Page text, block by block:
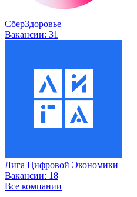
СберЗдоровье
Вакансии: 31
Лига Цифровой Экономики
Вакансии: 18
Все компании